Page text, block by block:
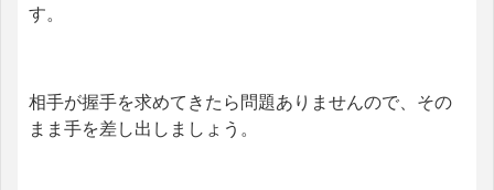
す。
相手が握手を求めてきたら問題ありませんので、その
まま手を差し出しましょう。